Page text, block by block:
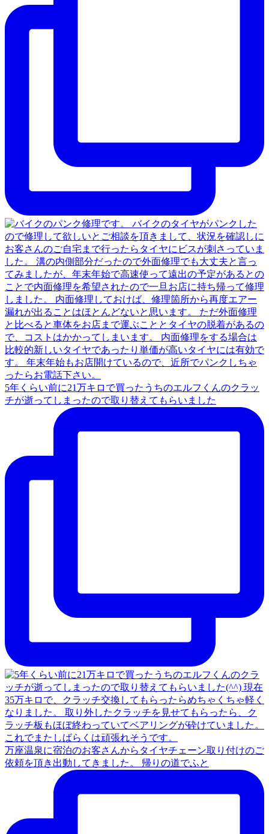
5年くらい前に21万キロで買ったうちのエルフくんのクラッ
チが逝ってしまったので取り替えてもらいました
万座温泉に宿泊のお客さんからタイヤチェーン取り付けのご
依頼を頂き出動してきました。 帰りの道でふと